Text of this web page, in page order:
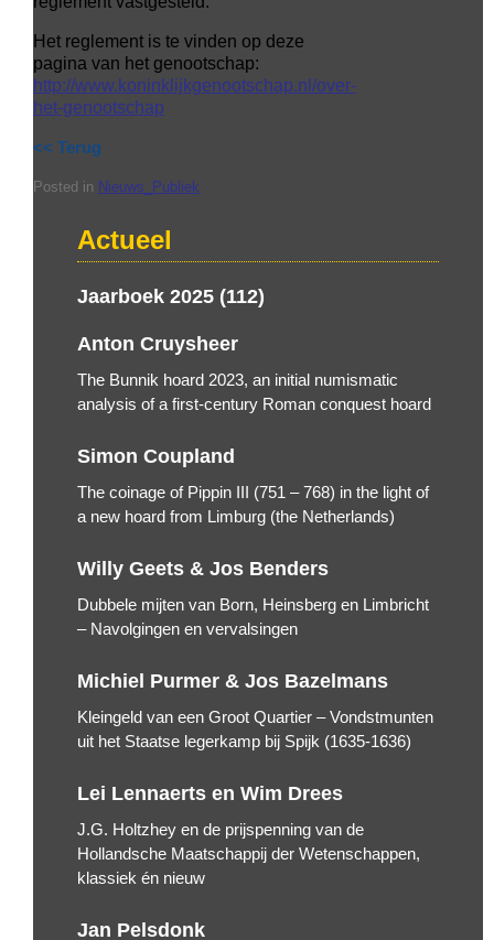
Het reglement is te vinden op deze
pagina van het genootschap:
http://www.koninklijkgenootschap.nl/over-
het-genootschap
<< Terug
Posted in Nieuws_Publiek
Actueel
Jaarboek 2025 (112)
Anton Cruysheer
The Bunnik hoard 2023, an initial numismatic
analysis of a first-century Roman conquest hoard
Simon Coupland
The coinage of Pippin III (751 – 768) in the light of
a new hoard from Limburg (the Netherlands)
Willy Geets & Jos Benders
Dubbele mijten van Born, Heinsberg en Limbricht
– Navolgingen en vervalsingen
Michiel Purmer & Jos Bazelmans
Kleingeld van een Groot Quartier – Vondstmunten
uit het Staatse legerkamp bij Spijk (1635-1636)
Lei Lennaerts en Wim Drees
J.G. Holtzhey en de prijspenning van de
Hollandsche Maatschappij der Wetenschappen,
klassiek én nieuw
Jan Pelsdonk